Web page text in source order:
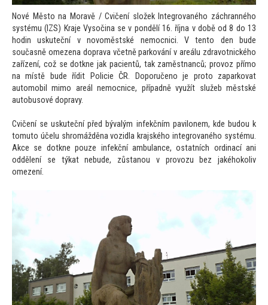
Nové Město na Moravě / Cvičení složek Integrovaného záchranného
systému (IZS) Kraje Vysočina se v pondělí 16. října v době od 8 do 13
hodin uskuteční v novoměstské nemocnici. V tento den bude
současně omezena doprava včetně parkování v areálu zdravotnického
zařízení, což se dotkne jak pacientů, tak zaměstnanců; provoz přímo
na místě bude řídit Policie ČR. Doporučeno je proto zaparkovat
automobil mimo areál nemocnice, případně využít služeb městské
autobusové dopravy.
Cvičení se uskuteční před bývalým infekčním pavilonem, kde budou k
tomuto účelu shromážděna vozidla krajského integrovaného systému.
Akce se dotkne pouze infekční ambulance, ostatních ordinací ani
oddělení se týkat nebude, zůstanou v provozu bez jakéhokoliv
omezení.